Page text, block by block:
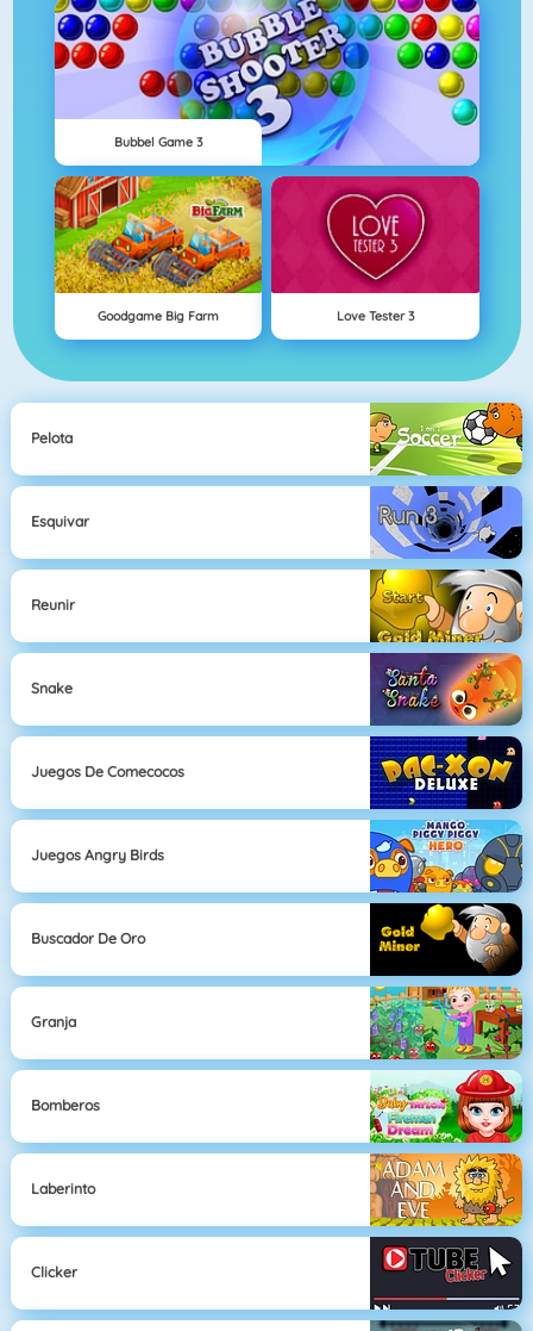
Bubbel Game 3
Goodgame Big Farm Love Tester 3
Pelota
Esquivar
Reunir
Snake
Juegos De Comecocos
Juegos Angry Birds
Buscador De Oro
Granja
Bomberos
Laberinto
Clicker